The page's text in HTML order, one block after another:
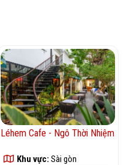
Léhem Cafe - Ngô Thời Nhiệm
Khu vực: Sài gòn